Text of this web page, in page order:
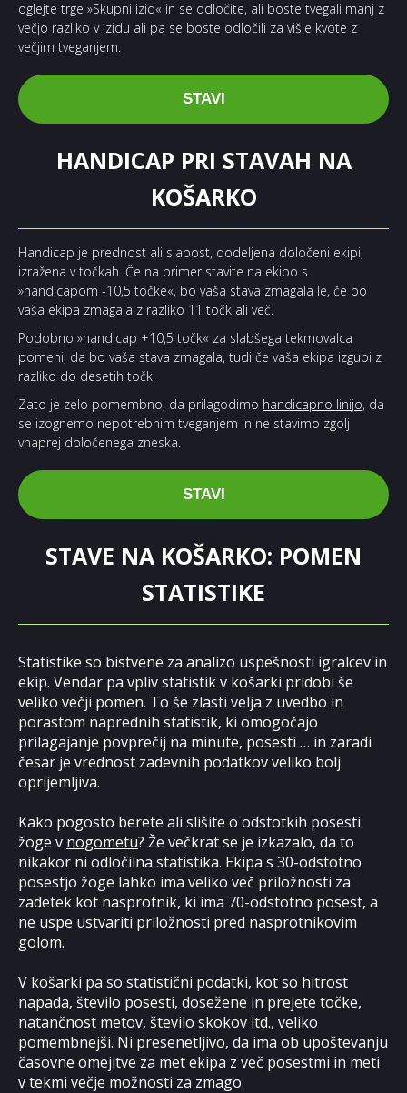
oglejte trge »Skupni izid« in se odločite, ali boste tvegali manj z
večjo razliko v izidu ali pa se boste odločili za višje kvote z
večjim tveganjem.
STAVI
HANDICAP PRI STAVAH NA
KOŠARKO
Handicap je prednost ali slabost, dodeljena določeni ekipi,
izražena v točkah. Če na primer stavite na ekipo s
»handicapom -10,5 točke«, bo vaša stava zmagala le, če bo
vaša ekipa zmagala z razliko 11 točk ali več.
Podobno »handicap +10,5 točk« za slabšega tekmovalca
pomeni, da bo vaša stava zmagala, tudi če vaša ekipa izgubi z
razliko do desetih točk.
Zato je zelo pomembno, da prilagodimo handicapno linijo, da
se izognemo nepotrebnim tveganjem in ne stavimo zgolj
vnaprej določenega zneska.
STAVI
STAVE NA KOŠARKO: POMEN
STATISTIKE
Statistike so bistvene za analizo uspešnosti igralcev in
ekip. Vendar pa vpliv statistik v košarki pridobi še
veliko večji pomen. To še zlasti velja z uvedbo in
porastom naprednih statistik, ki omogočajo
prilagajanje povprečij na minute, posesti … in zaradi
česar je vrednost zadevnih podatkov veliko bolj
oprijemljiva.
Kako pogosto berete ali slišite o odstotkih posesti
žoge v nogometu? Že večkrat se je izkazalo, da to
nikakor ni odločilna statistika. Ekipa s 30-odstotno
posestjo žoge lahko ima veliko več priložnosti za
zadetek kot nasprotnik, ki ima 70-odstotno posest, a
ne uspe ustvariti priložnosti pred nasprotnikovim
golom.
V košarki pa so statistični podatki, kot so hitrost
napada, število posesti, dosežene in prejete točke,
natančnost metov, število skokov itd., veliko
pomembnejši. Ni presenetljivo, da ima ob upoštevanju
časovne omejitve za met ekipa z več posestmi in meti
v tekmi večje možnosti za zmago.